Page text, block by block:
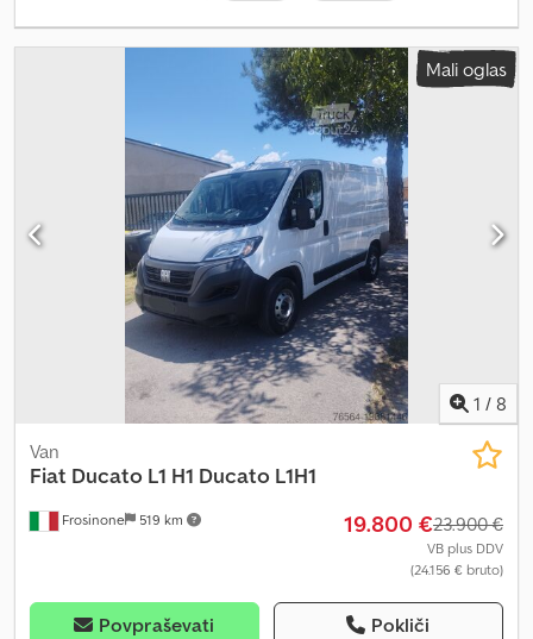
Mali oglas
1 / 8
Frosinone 519 km
Van
Fiat Ducato L1 H1 Ducato L1H1
19.800 €23.900 €
VB plus DDV
(24.156 € bruto)
Povpraševati Pokliči